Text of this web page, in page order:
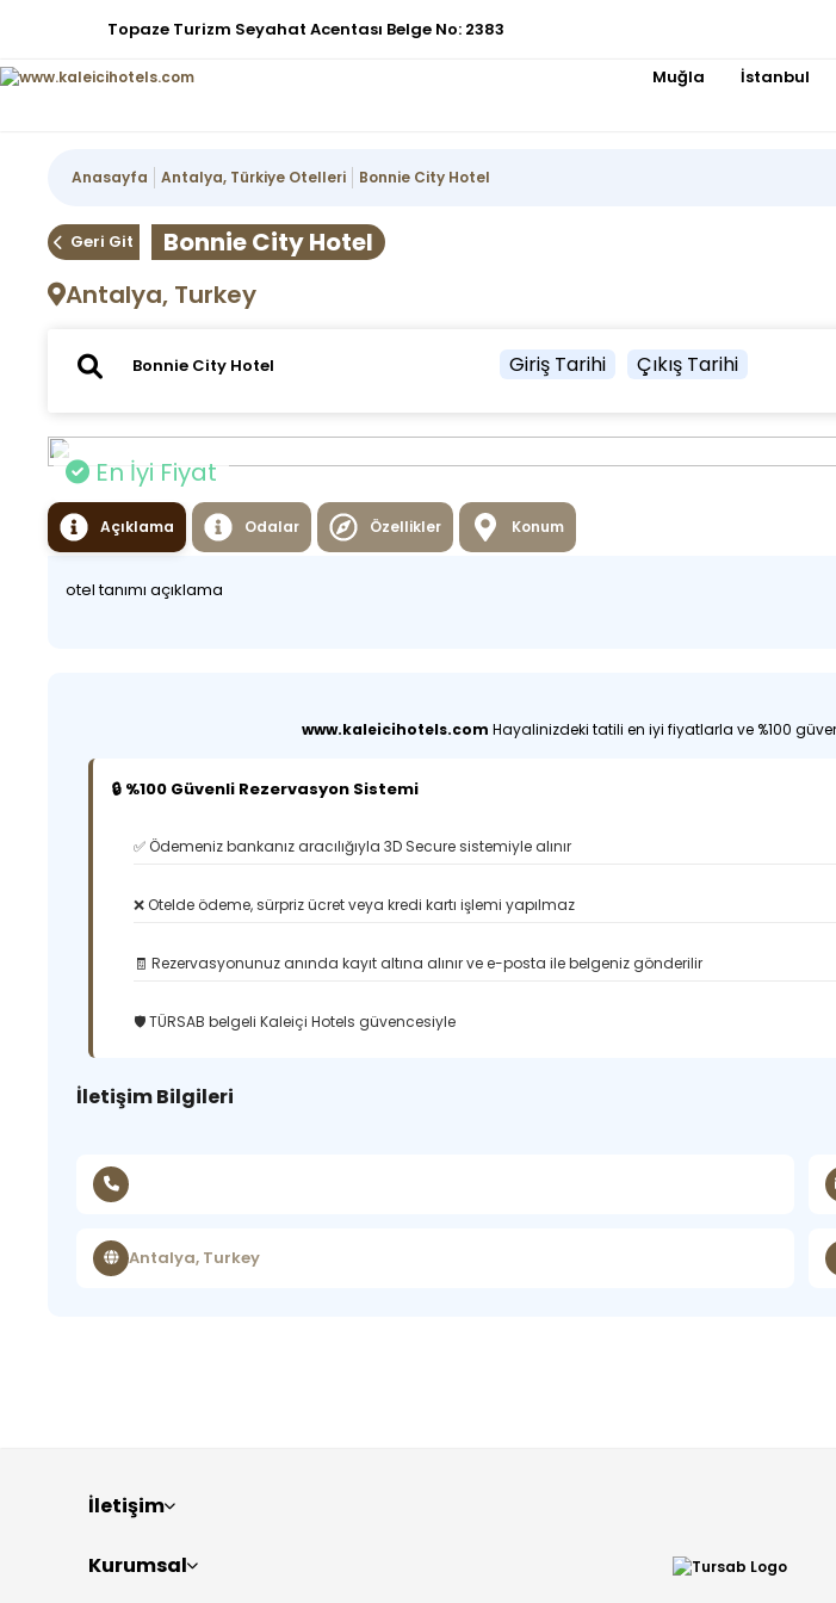
Topaze Turizm Seyahat Acentası Belge No: 2383
Muğla İstanbul
Anasayfa Antalya, Türkiye Otelleri Bonnie City Hotel
Geri Git
Bonnie City Hotel
Antalya, Turkey
Giriş Tarihi Çıkış Tarihi
En İyi Fiyat
Açıklama Odalar Özellikler Konum
otel tanımı açıklama
www.kaleicihotels.com Hayalinizdeki tatili en iyi fiyatlarla ve %100
🔒 %100 Güvenli Rezervasyon Sistemi
✅ Ödemeniz bankanız aracılığıyla 3D Secure sistemiyle alınır
❌ Otelde ödeme, sürpriz ücret veya kredi kartı işlemi yapılmaz
🧾 Rezervasyonunuz anında kayıt altına alınır ve e-posta ile belgeniz gönderilir
🛡️ TÜRSAB belgeli Kaleiçi Hotels güvencesiyle
İletişim Bilgileri
Antalya, Turkey
İletişim
Kurumsal